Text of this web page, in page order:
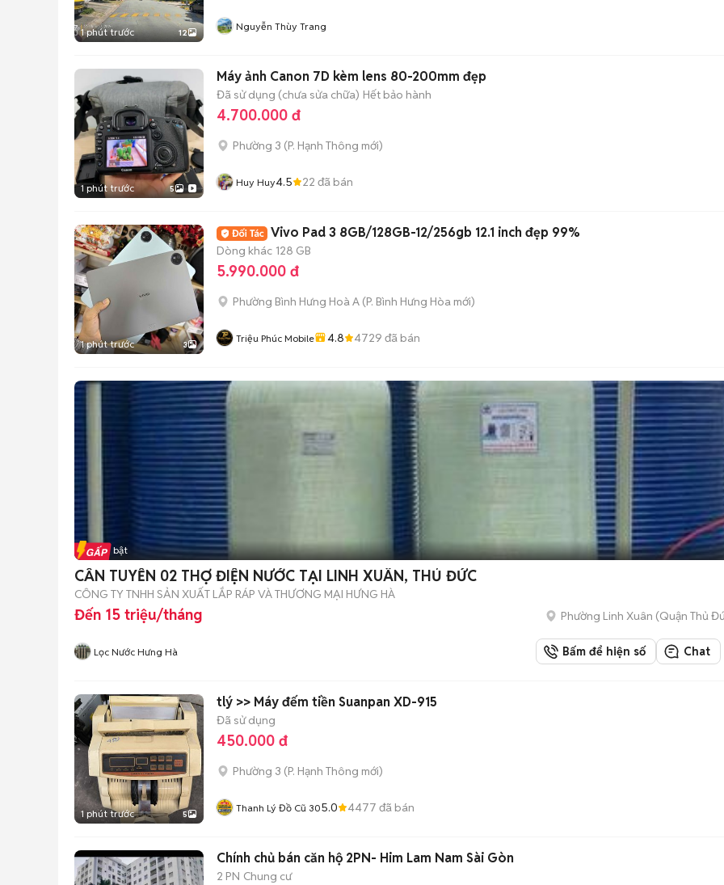
1 phút trước 12 Nguyễn Thùy Trang
1 phút trước 5
Máy ảnh Canon 7D kèm lens 80-200mm đẹp
Đã sử dụng (chưa sửa chữa) Hết bảo hành
4.700.000 đ
Phường 3 (P. Hạnh Thông mới)
Huy Huy4.5 22 đã bán
1 phút trước 3
Vivo Pad 3 8GB/128GB-12/256gb 12.1 inch đẹp 99%
Dòng khác 128 GB
5.990.000 đ
Phường Bình Hưng Hoà A (P. Bình Hưng Hòa mới)
Triệu Phúc Mobile 4.8 4729 đã bán
Tin nổi bật
CẦN TUYỂN 02 THỢ ĐIỆN NƯỚC TẠI LINH XUÂN, THỦ ĐỨC
CÔNG TY TNHH SẢN XUẤT LẮP RÁP VÀ THƯƠNG MẠI HƯNG HÀ
Đến 15 triệu/tháng Phường Linh Xuân (Quận Thủ
Lọc Nước Hưng Hà Bấm để hiện số Chat
1 phút trước 5
tlý >> Máy đếm tiền Suanpan XD-915
Đã sử dụng
450.000 đ
Phường 3 (P. Hạnh Thông mới)
Thanh Lý Đồ Cũ 305.0 4477 đã bán
Chính chủ bán căn hộ 2PN- Him Lam Nam Sài Gòn
2 PN Chung cư